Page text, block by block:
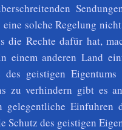
eine solche Regelung
die Rechte dafür hat,
einem anderen Land
des geistigen
zu verhindern gibt es
gelegentliche
Schutz des geistigen